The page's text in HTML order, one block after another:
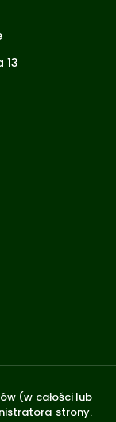
13
(w całości lub
strony.